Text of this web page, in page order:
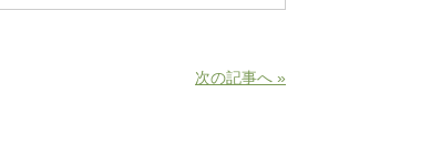
次の記事へ »